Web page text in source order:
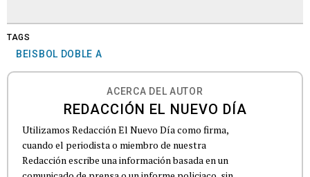
TAGS
BEISBOL DOBLE A
ACERCA DEL AUTOR
REDACCIÓN EL NUEVO DÍA
Utilizamos Redacción El Nuevo Día como firma,
cuando el periodista o miembro de nuestra
Redacción escribe una información basada en un